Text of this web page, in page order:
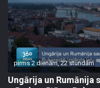
pirms 2 dienām, 22 stundām
Ungārija un Rumānija